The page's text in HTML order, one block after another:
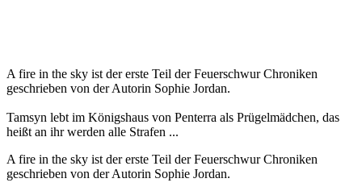
A fire in the sky ist der erste Teil der Feuerschwur Chroniken
geschrieben von der Autorin Sophie Jordan.
Tamsyn lebt im Königshaus von Penterra als Prügelmädchen, das
heißt an ihr werden alle Strafen ...
A fire in the sky ist der erste Teil der Feuerschwur Chroniken
geschrieben von der Autorin Sophie Jordan.